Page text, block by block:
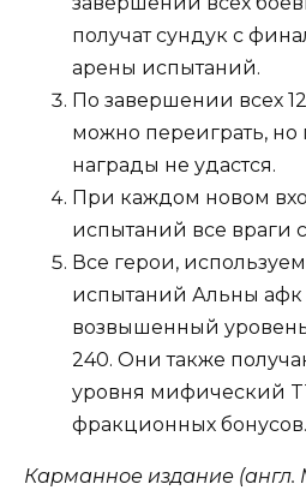
получат сундук с
арены испытаний.
По завершении всех
можно переиграть, но
награды не удастся.
При каждом новом
испытаний все враги
Все герои,
испытаний Альны афк
возвышенный
240. Они также
уровня мифический
фракционных бонусов.
Карманное издание (англ.